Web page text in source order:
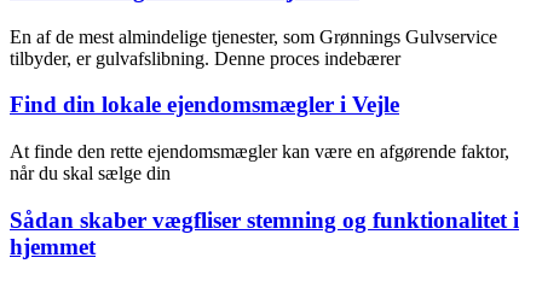
En af de mest almindelige tjenester, som Grønnings Gulvservice
tilbyder, er gulvafslibning. Denne proces indebærer
Find din lokale ejendomsmægler i Vejle
At finde den rette ejendomsmægler kan være en afgørende faktor,
når du skal sælge din
Sådan skaber vægfliser stemning og funktionalitet i
hjemmet